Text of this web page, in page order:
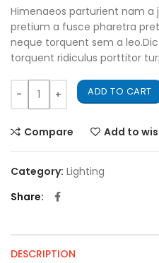
Himenaeos parturient nam
pretium a fusce pharetra
neque torquent sem a
torquent ridiculus porttitor
ADD TO CART
Compare Add to
Category: Lighting
Share
DESCRIPTION